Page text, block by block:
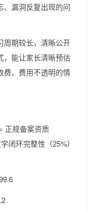
、漏洞反复出现的问
周期较长，清晰公开
，能让家长清晰预估
费、费用不透明的情
正规备案资质
闭环完整性（25%）